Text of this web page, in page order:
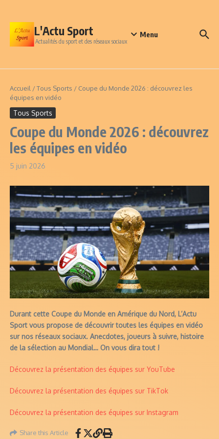
L'Actu Sport
Actualités du sport et des réseaux sociaux
Menu
Accueil /Tous Sports / Coupe du Monde 2026 : découvrez les
équipes en vidéo
Tous Sports
Coupe du Monde 2026 : découvrez
les équipes en vidéo
5 juin 2026
Durant cette Coupe du Monde en Amérique du Nord, L’Actu
Sport vous propose de découvrir toutes les équipes en vidéo
sur nos réseaux sociaux. Anecdotes, joueurs à suivre, histoire
de la sélection au Mondial… On vous dira tout !
Découvrez la présentation des équipes sur YouTube
Découvrez la présentation des équipes sur TikTok
Découvrez la présentation des équipes sur Instagram
Share this Article